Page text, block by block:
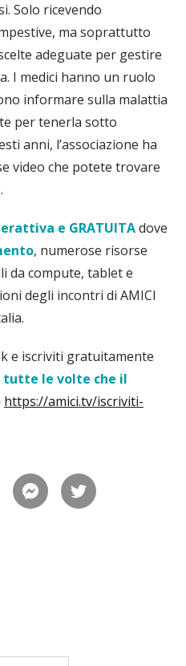
Solo ricevendo
ma soprattutto
adeguate per gestire
I medici hanno un ruolo
informare sulla malattia
per tenerla sotto
anni, l’associazione ha
video che potete trovare
e GRATUITAdove
, numerose risorse
da compute, tablet e
degli incontri di AMICI
e iscriviti gratuitamente
tutte le volte che il
https://amici.tv/iscriviti-